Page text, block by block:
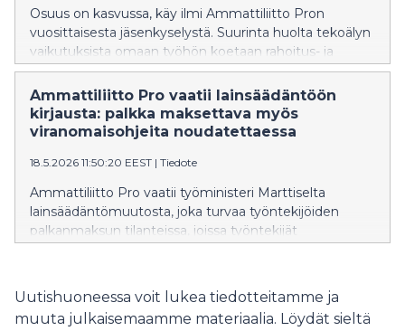
Osuus on kasvussa, käy ilmi Ammattiliitto Pron
vuosittaisesta jäsenkyselystä. Suurinta huolta tekoälyn
vaikutuksista omaan työhön koetaan rahoitus- ja
vakuutusalalla.
Ammattiliitto Pro vaatii lainsäädäntöön
kirjausta: palkka maksettava myös
viranomaisohjeita noudatettaessa
18.5.2026 11:50:20 EEST | Tiedote
Ammattiliitto Pro vaatii työministeri Marttiselta
lainsäädäntömuutosta, joka turvaa työntekijöiden
palkanmaksun tilanteissa, joissa työntekijät
Uutishuoneessa voit lukea tiedotteitamme ja
muuta julkaisemaamme materiaalia. Löydät sieltä